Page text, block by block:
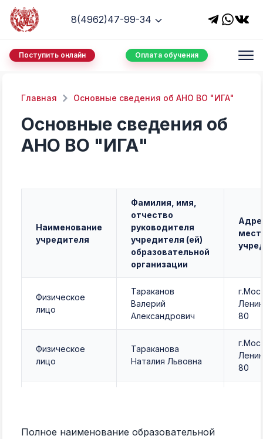
8(4962)47-99-34
Поступить онлайн Оплата обучения
Главная Основные сведения об АНО ВО "ИГА"
Основные сведения об
АНО ВО "ИГА"
Наименование
учредителя
Фамилия, имя,
отчество
руководителя
учредителя (ей)
образовательной
организации
Физическое
лицо
Тараканов
Валерий
Александрович
80
Физическое
лицо
Тараканова
Наталия Львовна
80
Полное наименование образовательной